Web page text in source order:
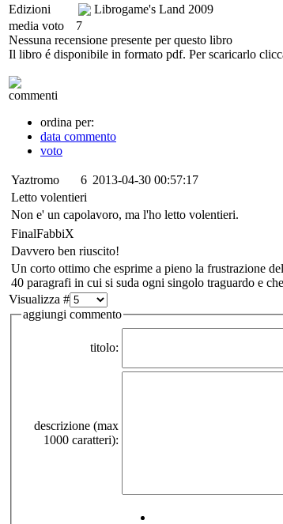
Edizioni
Librogame's Land 2009
media voto
7
Nessuna recensione presente per questo libro
Il libro é disponibile in formato pdf. Per scaricarlo
commenti
ordina per:
data commento
voto
Yaztromo 6 2013-04-30 00:57:17
Letto volentieri
Non e' un capolavoro, ma l'ho letto volentieri.
FinalFabbiX
Davvero ben riuscito!
Un corto ottimo che esprime a pieno la frustrazione
40 paragrafi in cui si suda ogni singolo traguardo e
Visualizza #
aggiungi commento
titolo:
descrizione (max
1000 caratteri):